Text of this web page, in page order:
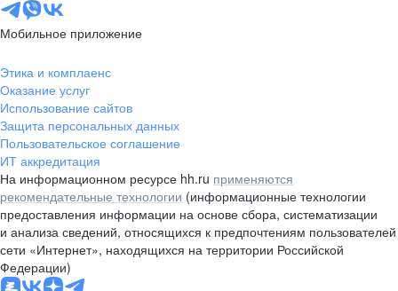
Мобильное приложение
Этика и комплаенс
Оказание услуг
Использование сайтов
Защита персональных данных
Пользовательское соглашение
ИТ аккредитация
На информационном ресурсе hh.ru применяются
рекомендательные технологии (информационные технологии
предоставления информации на основе сбора, систематизации
и анализа сведений, относящихся к предпочтениям пользователей
сети «Интернет», находящихся на территории Российской
Федерации)